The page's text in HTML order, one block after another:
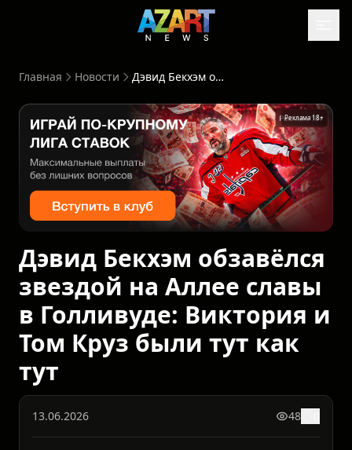
Главная Новости Дэвид Бекхэм обзавёлся звездой на Аллее славы в Голливуде: Виктория и Том Круз были тут как тут
Реклама 18+
Дэвид Бекхэм обзавёлся
звездой на Аллее славы
в Голливуде: Виктория и
Том Круз были тут как
тут
13.06.2026 48